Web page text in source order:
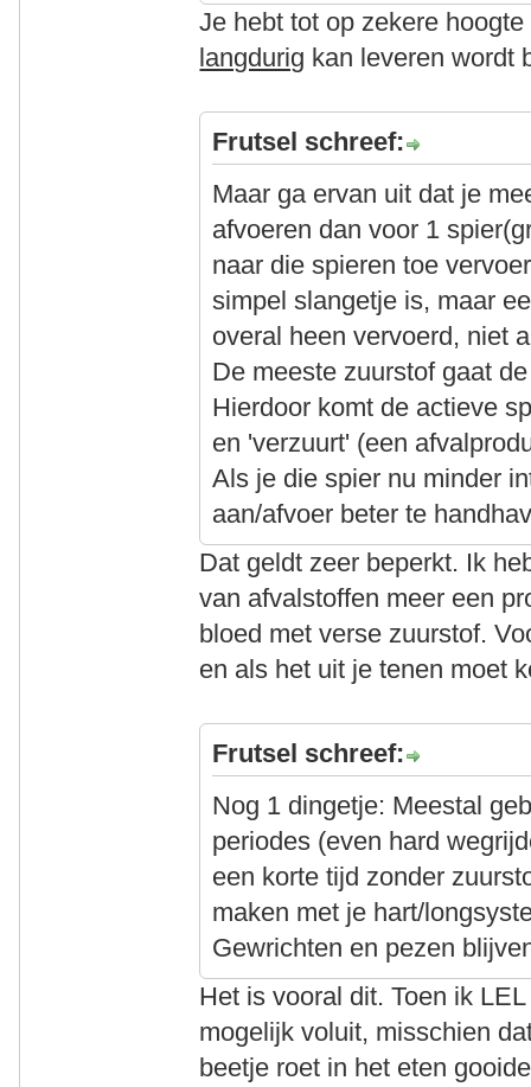
Je hebt tot op zekere
langdurig kan leveren wordt
Frutsel schreef:
Maar ga ervan uit dat je
afvoeren dan voor 1
naar die spieren toe
simpel slangetje is, maar
overal heen vervoerd, niet
De meeste zuurstof gaat
Hierdoor komt de actieve
en 'verzuurt' (een
Als je die spier nu minder
aan/afvoer beter te
Dat geldt zeer beperkt. Ik
van afvalstoffen meer een
bloed met verse zuurstof.
en als het uit je tenen moet
Frutsel schreef:
Nog 1 dingetje: Meestal
periodes (even hard
een korte tijd zonder
maken met je hart/
Gewrichten en pezen
Het is vooral dit. Toen ik
mogelijk voluit, misschien
beetje roet in het eten